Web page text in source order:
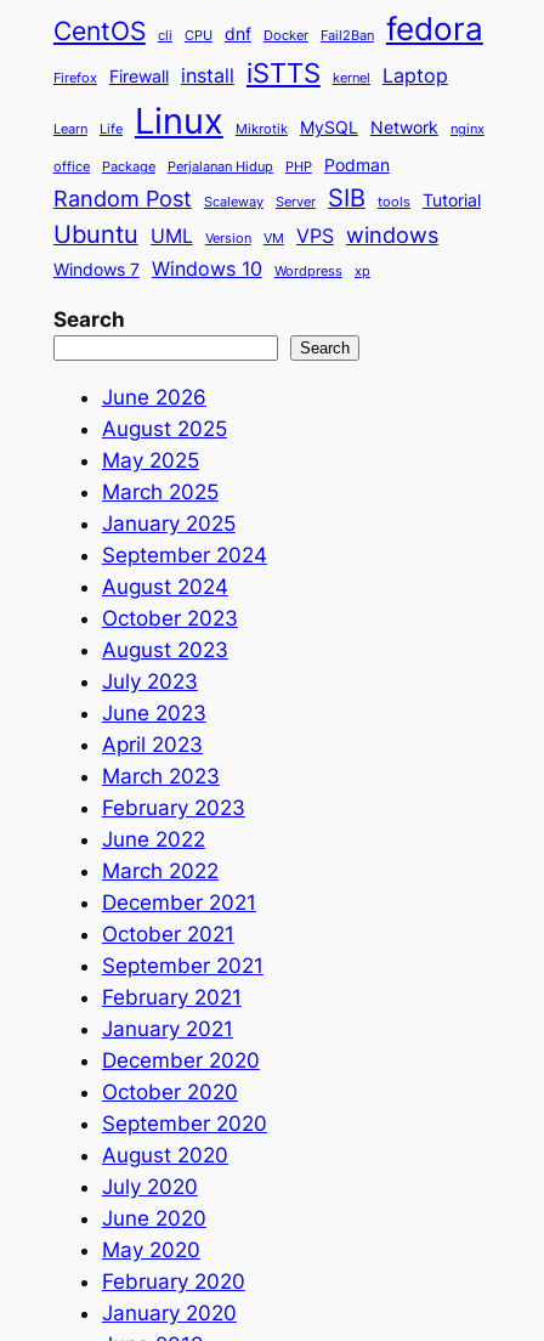
CentOS cli CPU dnf Docker Fail2Ban fedora
Firefox Firewall install iSTTS kernel Laptop
Learn Life Linux Mikrotik MySQL Network nginx
office Package Perjalanan Hidup PHP Podman
Random Post Scaleway Server SIB tools Tutorial
Ubuntu UML Version VM VPS windows
Windows 7 Windows 10 Wordpress xp
Search
Search
June 2026
August 2025
May 2025
March 2025
January 2025
September 2024
August 2024
October 2023
August 2023
July 2023
June 2023
April 2023
March 2023
February 2023
June 2022
March 2022
December 2021
October 2021
September 2021
February 2021
January 2021
December 2020
October 2020
September 2020
August 2020
July 2020
June 2020
May 2020
February 2020
January 2020